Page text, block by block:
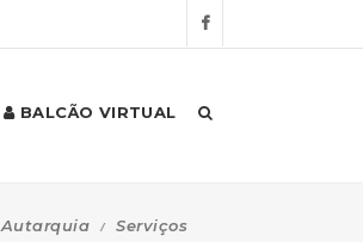
BALCÃO VIRTUAL
Autarquia Serviços